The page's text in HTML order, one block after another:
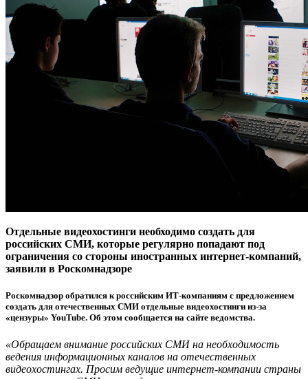
Отдельные видеохостинги необходимо создать для
российских СМИ, которые регулярно попадают под
ограничения со стороны иностранных интернет-компаний,
заявили в Роскомнадзоре
Роскомнадзор обратился к российским ИТ-компаниям с предложением
создать для отечественных СМИ отдельные видеохостинги из-за
«цензуры» YouTube. Об этом сообщается на сайте ведомства.
«Обращаем внимание российских СМИ на необходимость
ведения информационных каналов на отечественных
видеохостингах. Просим ведущие интернет-компании страны